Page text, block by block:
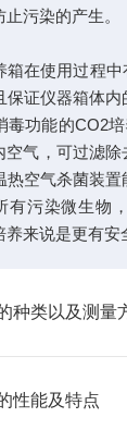
污染的产生。
在使用过程中
保证仪器箱体
毒功能的CO2
气，可过滤除
热空气杀菌装
有污染微生物
来说是更有安
种类以及测量
性能及特点